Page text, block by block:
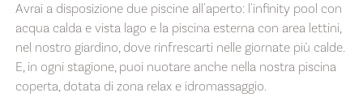
Avrai a disposizione due piscine all'aperto: l'infinity pool con
acqua calda e vista lago e la piscina esterna con area lettini,
nel nostro giardino, dove rinfrescarti nelle giornate più calde.
E, in ogni stagione, puoi nuotare anche nella nostra piscina
coperta, dotata di zona relax e idromassaggio.